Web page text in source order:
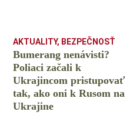
AKTUALITY, BEZPEČNOSŤ
Bumerang nenávisti?
Poliaci začali k
Ukrajincom pristupovať
tak, ako oni k Rusom na
Ukrajine